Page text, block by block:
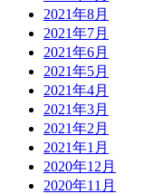
2021年8月
2021年7月
2021年6月
2021年5月
2021年4月
2021年3月
2021年2月
2021年1月
2020年12月
2020年11月